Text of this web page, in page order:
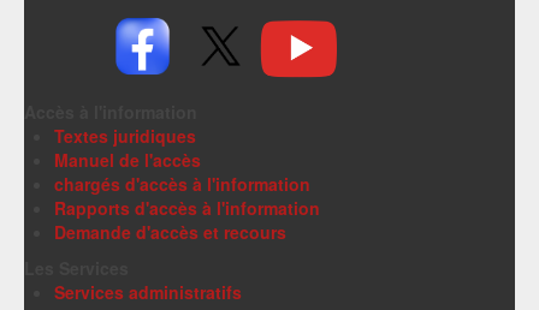
Textes juridiques
Manuel de l'accès
chargés d'accès à l'information
Rapports d'accès à l'information
Demande d'accès et recours
Services administratifs